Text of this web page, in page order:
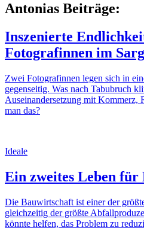
Antonias Beiträge:
Inszenierte
Fotografinnen im
Zwei Fotografinnen legen sich in
gegenseitig. Was nach Tabubruch
Auseinandersetzung mit Kommerz,
man das?
Ideale
Ein zweites Leben
Die Bauwirtschaft ist einer der
gleichzeitig der größte
könnte helfen, das Problem zu